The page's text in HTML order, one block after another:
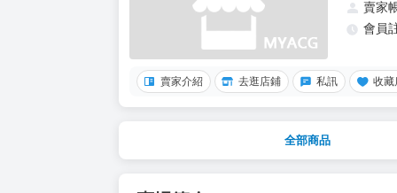
賣家
會員
賣家介紹 去逛店鋪 私訊 收藏
全部商品